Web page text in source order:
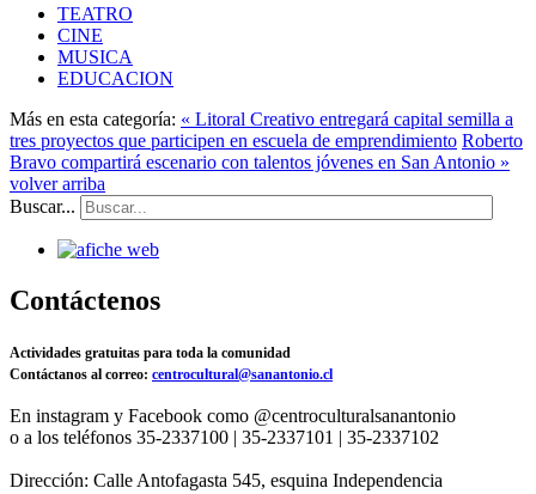
TEATRO
CINE
MUSICA
EDUCACION
Más en esta categoría: « Litoral Creativo entregará capital semilla a
tres proyectos que participen en escuela de emprendimiento Roberto
Bravo compartirá escenario con talentos jóvenes en San Antonio »
volver arriba
Buscar...
Contáctenos
Actividades gratuitas para toda la comunidad
Contáctanos al correo: centrocultural@sanantonio.cl
En instagram y Facebook como @centroculturalsanantonio
o a los teléfonos 35-2337100 | 35-2337101 | 35-2337102
Dirección: Calle Antofagasta 545, esquina Independencia